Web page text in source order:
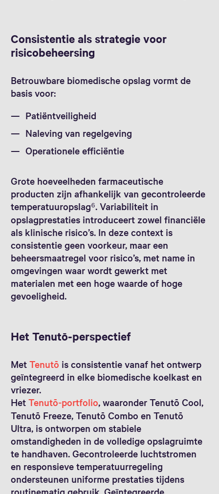
Consistentie als strategie voor
risicobeheersing
Betrouwbare biomedische opslag vormt de
basis voor:
Patiëntveiligheid
Naleving van regelgeving
Operationele efficiëntie
Grote hoeveelheden farmaceutische
producten zijn afhankelijk van gecontroleerde
temperatuuropslag⁶. Variabiliteit in
opslagprestaties introduceert zowel financiële
als klinische risico’s. In deze context is
consistentie geen voorkeur, maar een
beheersmaatregel voor risico’s, met name in
omgevingen waar wordt gewerkt met
materialen met een hoge waarde of hoge
gevoeligheid.
Het Tenutō‑perspectief
MetTenutō is consistentie vanaf het ontwerp
geïntegreerd in elke biomedische koelkast en
vriezer.
HetTenutō‑portfolio, waaronder Tenutō Cool,
Tenutō Freeze, Tenutō Combo en Tenutō
Ultra, is ontworpen om stabiele
omstandigheden in de volledige opslagruimte
te handhaven. Gecontroleerde luchtstromen
en responsieve temperatuurregeling
ondersteunen uniforme prestaties tijdens
routinematig gebruik. Geïntegreerde